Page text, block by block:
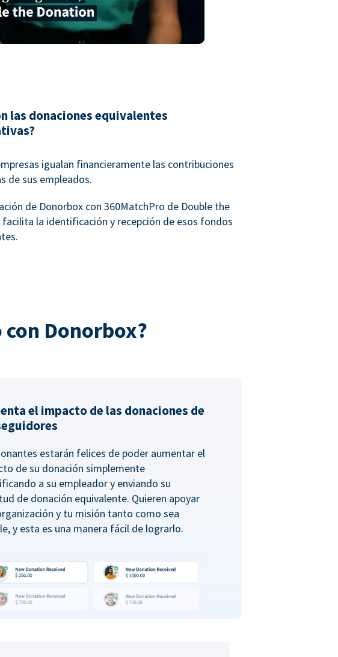
las donaciones equivalentes
igualan financieramente las contribuciones
de sus empleados.
de Donorbox con 360MatchPro de Double the
facilita la identificación y recepción de esos fondos
Donorbox?
el impacto de las donaciones de
estarán felices de poder aumentar el
de su donación simplemente
a su empleador y enviando su
de donación equivalente. Quieren apoyar
y tu misión tanto como sea
y esta es una manera fácil de lograrlo.